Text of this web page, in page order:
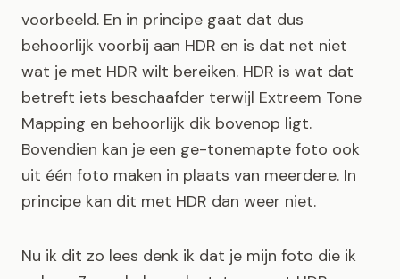
voorbeeld. En in principe gaat dat dus
behoorlijk voorbij aan HDR en is dat net niet
wat je met HDR wilt bereiken. HDR is wat dat
betreft iets beschaafder terwijl Extreem Tone
Mapping en behoorlijk dik bovenop ligt.
Bovendien kan je een ge-tonemapte foto ook
uit één foto maken in plaats van meerdere. In
principe kan dit met HDR dan weer niet.
Nu ik dit zo lees denk ik dat je mijn foto die ik